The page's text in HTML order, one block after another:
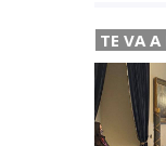
TE VA A